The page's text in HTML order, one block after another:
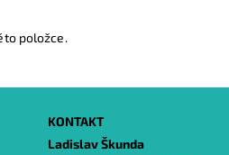
položce.
KONTAKT
Ladislav Škunda